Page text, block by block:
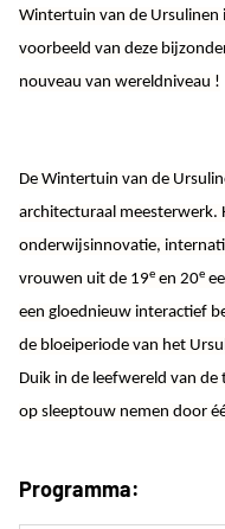
Wintertuin van de
voorbeeld van deze
nouveau van wereldniveau !
De Wintertuin van de
architecturaal meesterwerk.
onderwijsinnovatie,
vrouwen uit de 19e en 20e
een gloednieuw interactief
de bloeiperiode van het
Duik in de leefwereld van
op sleeptouw nemen door
Programma: